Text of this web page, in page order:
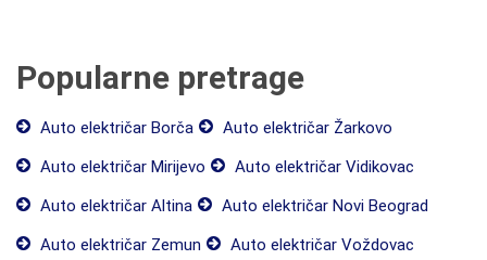
Popularne pretrage
Auto električar Borča
Auto električar Žarkovo
Auto električar Mirijevo
Auto električar Vidikovac
Auto električar Altina
Auto električar Novi Beograd
Auto električar Zemun
Auto električar Voždovac